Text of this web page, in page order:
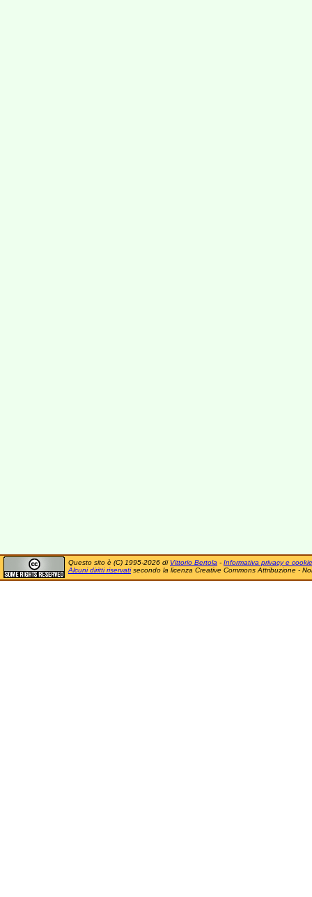
Questo sito è (C) 1995-2026 di Vittorio Bertola - Informativa privacy e cookie
Alcuni diritti riservatisecondo la licenza Creative Commons Attribuzione -